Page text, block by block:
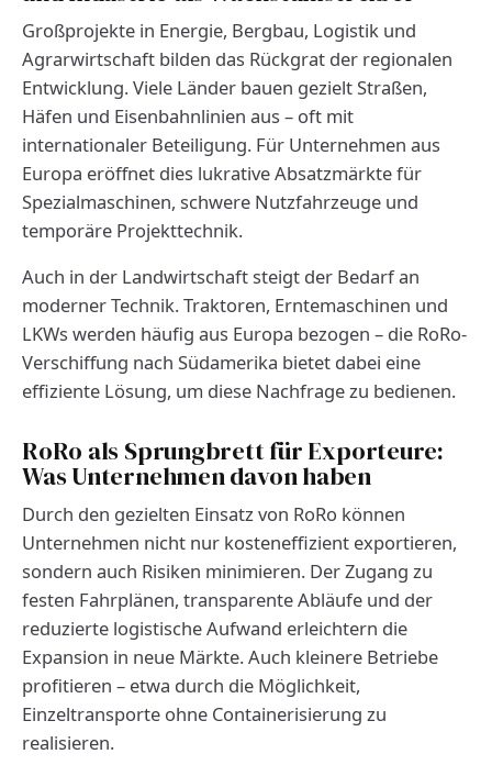
Großprojekte in Energie, Bergbau, Logistik und
Agrarwirtschaft bilden das Rückgrat der regionalen
Entwicklung. Viele Länder bauen gezielt Straßen,
Häfen und Eisenbahnlinien aus – oft mit
internationaler Beteiligung. Für Unternehmen aus
Europa eröffnet dies lukrative Absatzmärkte für
Spezialmaschinen, schwere Nutzfahrzeuge und
temporäre Projekttechnik.
Auch in der Landwirtschaft steigt der Bedarf an
moderner Technik. Traktoren, Erntemaschinen und
LKWs werden häufig aus Europa bezogen – die RoRo-
Verschiffung nach Südamerika bietet dabei eine
effiziente Lösung, um diese Nachfrage zu bedienen.
RoRo als Sprungbrett für Exporteure:
Was Unternehmen davon haben
Durch den gezielten Einsatz von RoRo können
Unternehmen nicht nur kosteneffizient exportieren,
sondern auch Risiken minimieren. Der Zugang zu
festen Fahrplänen, transparente Abläufe und der
reduzierte logistische Aufwand erleichtern die
Expansion in neue Märkte. Auch kleinere Betriebe
profitieren – etwa durch die Möglichkeit,
Einzeltransporte ohne Containerisierung zu
realisieren.